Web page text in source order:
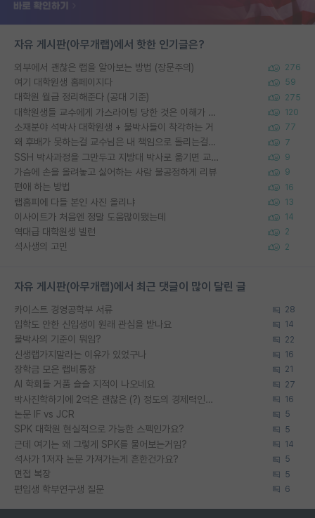
자유 게시판(아무개랩)에서 핫한 인기글은?
외부에서 괜찮은 랩을 알아보는 방법 (장문주의) 276
여기 대학원생 홈페이지다 59
대학원 월급 정리해준다 (공대 기준) 275
대학원생들 교수에게 가스라이팅 당한 것은 이해가 갑니다. 안타깝네요. 120
소재분야 석박사 대학원생 + 물박사들이 착각하는 거 77
왜 후배가 못하는걸 교수님은 내 책임으로 돌리는걸까요? 7
SSH 박사과정을 그만두고 지방대 박사로 옮기면 교수의 꿈은 끝일까요? 9
가슴에 손을 올려놓고 싫어하는 사람 불공정하게 리뷰 9
편애 하는 방법 16
랩홈피에 다들 본인 사진 올리냐 13
이사이트가 처음엔 정말 도움많이됐는데 14
역대급 대학원생 빌런 2
석사생의 고민 2
자유 게시판(아무개랩)에서 최근 댓글이 많이 달린 글
카이스트 경영공학부 서류 28
입학도 안한 신입생이 원래 관심을 받나요 14
물박사의 기준이 뭐임? 22
신생랩가지말라는 이유가 있었구나 16
장학금 모은 랩비통장 21
AI 학회들 거품 슬슬 지적이 나오네요 27
박사진학하기에 2억은 괜찮은 (?) 정도의 경제력인가요 16
논문 IF vs JCR 5
SPK 대학원 현실적으로 가능한 스펙인가요? 5
근데 여기는 왜 그렇게 SPK를 물어보는거임? 14
석사가 1저자 논문 가져가는게 흔한건가요? 5
면접 복장 5
편입생 학부연구생 질문 6